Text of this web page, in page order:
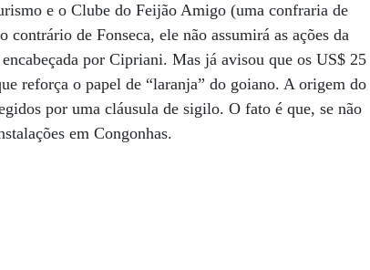
e o Clube do Feijão Amigo (uma confraria de
de Fonseca, ele não assumirá as ações da
por Cipriani. Mas já avisou que os US$ 25
reforça o papel de “laranja” do goiano. A origem do
por uma cláusula de sigilo. O fato é que, se não
em Congonhas.